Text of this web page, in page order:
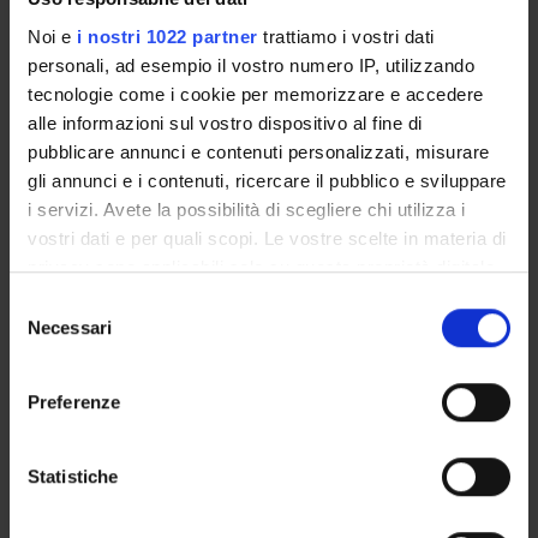
Noi e i nostri 1022 partner trattiamo i vostri dati
personali, ad esempio il vostro numero IP, utilizzando
tecnologie come i cookie per memorizzare e accedere
alle informazioni sul vostro dispositivo al fine di
pubblicare annunci e contenuti personalizzati, misurare
gli annunci e i contenuti, ricercare il pubblico e sviluppare
i servizi. Avete la possibilità di scegliere chi utilizza i
vostri dati e per quali scopi. Le vostre scelte in materia di
privacy sono applicabili solo su questa proprietà digitale
modificare o revocare il proprio consenso in qualsiasi
momento dalla Dichiarazione sui cookie o facendo clic
raccogliere informazioni sulla tua posizione
geografica, con un'approssimazione di qualche
delNecessari
Preferenze
Statistiche
ACTIVITIES
RESEARCH AREAS
RESEARCH GROUPS
SECTIONS
LIBRARIES